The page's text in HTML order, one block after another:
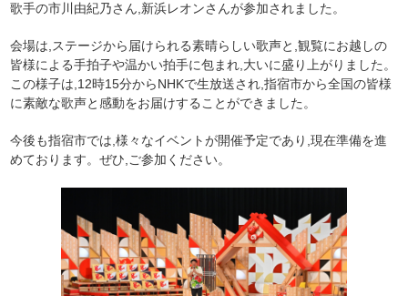
歌手の市川由紀乃さん,新浜レオンさんが参加されました。
会場は,ステージから届けられる素晴らしい歌声と,観覧にお越しの
皆様による手拍子や温かい拍手に包まれ,大いに盛り上がりました。
この様子は,12時15分からNHKで生放送され,指宿市から全国の皆様
に素敵な歌声と感動をお届けすることができました。
今後も指宿市では,様々なイベントが開催予定であり,現在準備を進
めております。ぜひ,ご参加ください。